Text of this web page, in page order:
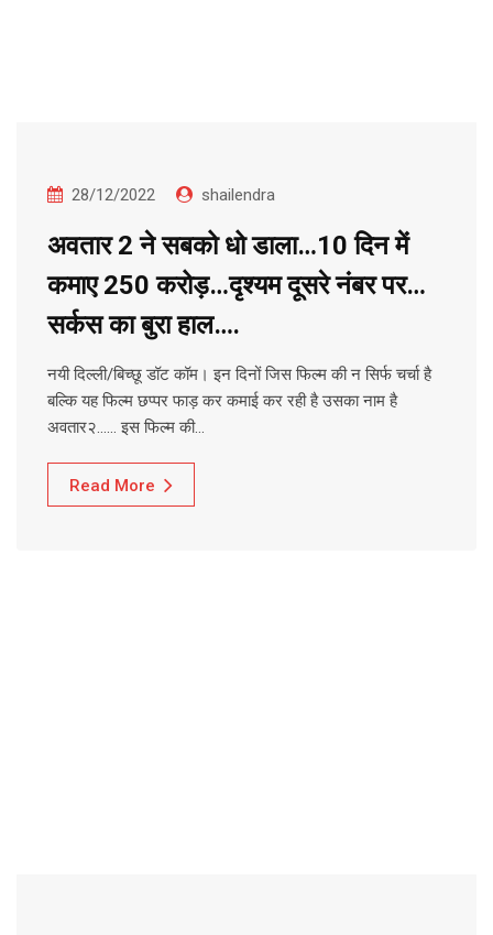
28/12/2022 shailendra
अवतार 2 ने सबको धो डाला…10 दिन में
कमाए 250 करोड़…दृश्यम दूसरे नंबर पर…
सर्कस का बुरा हाल….
नयी दिल्ली/बिच्छू डॉट कॉम। इन दिनों जिस फिल्म की न सिर्फ चर्चा है
बल्कि यह फिल्म छप्पर फाड़ कर कमाई कर रही है उसका नाम है
अवतार२…… इस फिल्म की…
Read More